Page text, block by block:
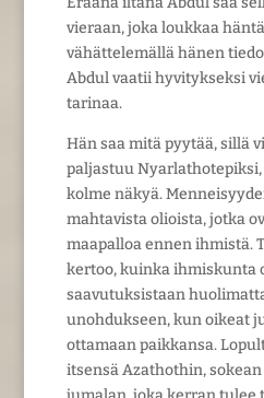
vieraan, joka loukkaa
vähättelemällä hänen
Abdul vaatii hyvitykseksi
tarinaa.
Hän saa mitä pyytää, sillä
paljastuu
kolme näkyä.
mahtavista olioista, jotka
maapalloa ennen ihmistä.
kertoo, kuinka ihmiskunta
saavutuksistaan
unohdukseen, kun oikeat
ottamaan paikkansa.
itsensä Azathothin,